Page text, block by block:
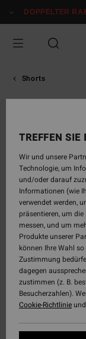
zur
springen
DOPPELTER
Shorts
TREFFEN SIE
Wir und unsere
Technologie, um
und/oder darauf
Informationen (wie
verwendet werden,
präsentieren, um
messen, und um
Produkte unserer
können Ihre Wahl
Zustimmung
dagegen
zustimmen (z. B.
Besucherzahlen).
Cookie-Richtlinieund